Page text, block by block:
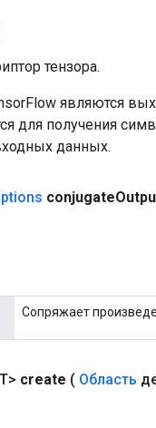
тензора.
являются
для получения
данных.
conjugate
Сопряжает
create ( Область